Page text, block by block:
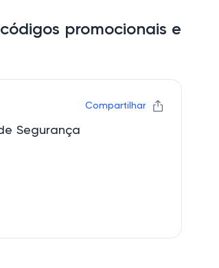
promocionais e
Compartilhar
Segurança